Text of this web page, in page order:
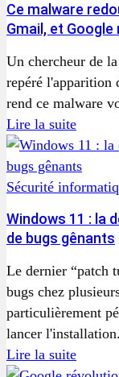
Ce malware
Gmail, et Google
Un chercheur de
repéré l'apparition
rend ce malware
Lire la suite
Sécurité
Windows 11 : la
de bugs gênants
Le dernier “patch
bugs chez
particulièrement
lancer
Lire la suite